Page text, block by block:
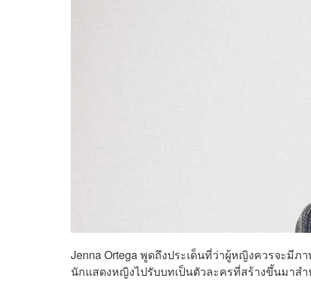
Jenna Ortega พูดถึงประเด็นที่ว่าผู้หญิงควรจะมี
นักแสดงหญิงไปรับบทเป็นตัวละครที่สร้างขึ้นมาสำ